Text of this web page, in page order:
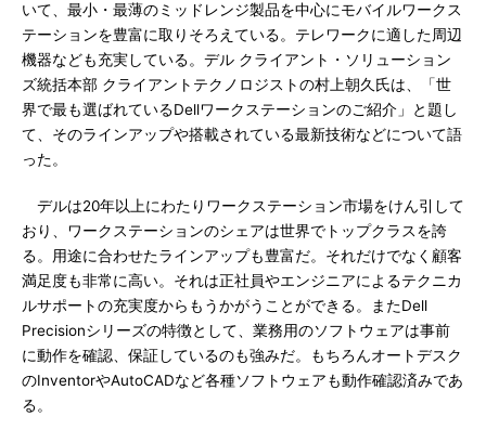
いて、最小・最薄のミッドレンジ製品を中心にモバイルワークス
テーションを豊富に取りそろえている。テレワークに適した周辺
機器なども充実している。デル クライアント・ソリューション
ズ統括本部 クライアントテクノロジストの村上朝久氏は、「世
界で最も選ばれているDellワークステーションのご紹介」と題し
て、そのラインアップや搭載されている最新技術などについて語
った。
デルは20年以上にわたりワークステーション市場をけん引して
おり、ワークステーションのシェアは世界でトップクラスを誇
る。用途に合わせたラインアップも豊富だ。それだけでなく顧客
満足度も非常に高い。それは正社員やエンジニアによるテクニカ
ルサポートの充実度からもうかがうことができる。またDell
Precisionシリーズの特徴として、業務用のソフトウェアは事前
に動作を確認、保証しているのも強みだ。もちろんオートデスク
のInventorやAutoCADなど各種ソフトウェアも動作確認済みであ
る。